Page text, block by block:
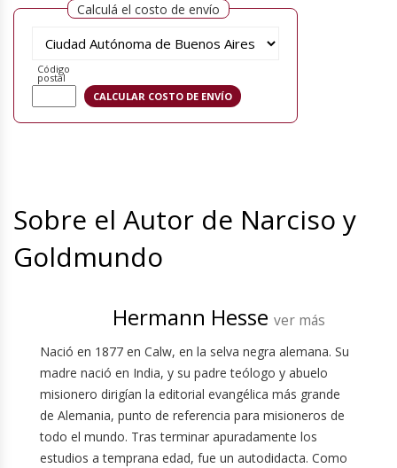
Calculá el costo de envío
Código
postal
Sobre el Autor de Narciso y
Goldmundo
Hermann Hesse ver más
Nació en 1877 en Calw, en la selva negra alemana. Su
madre nació en India, y su padre teólogo y abuelo
misionero dirigían la editorial evangélica más grande
de Alemania, punto de referencia para misioneros de
todo el mundo. Tras terminar apuradamente los
estudios a temprana edad, fue un autodidacta. Como